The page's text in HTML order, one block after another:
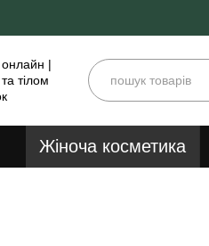
Жіноча косметика